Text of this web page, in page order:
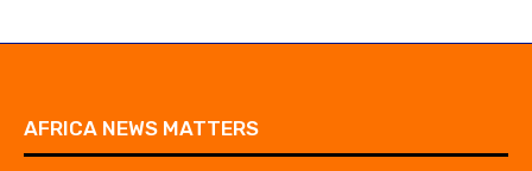
AFRICA NEWS MATTERS